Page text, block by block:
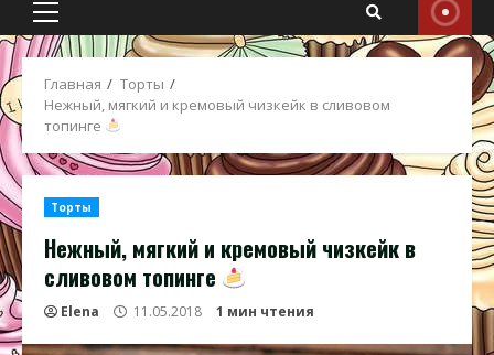
Основное
меню
Главная
Торты
Нежный, мягкий и кремовый чизкейк в сливовом
топинге
Торты
Нежный, мягкий и кремовый чизкейк в
сливовом топинге
Elena 11.05.2018 1 мин чтения